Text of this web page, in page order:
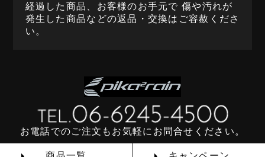
経過した商品、お客様のお手元で 傷や汚れが
発生した商品などの返品・交換はご容赦くださ
い。
お電話でのご注文もお気軽にお問合せください。